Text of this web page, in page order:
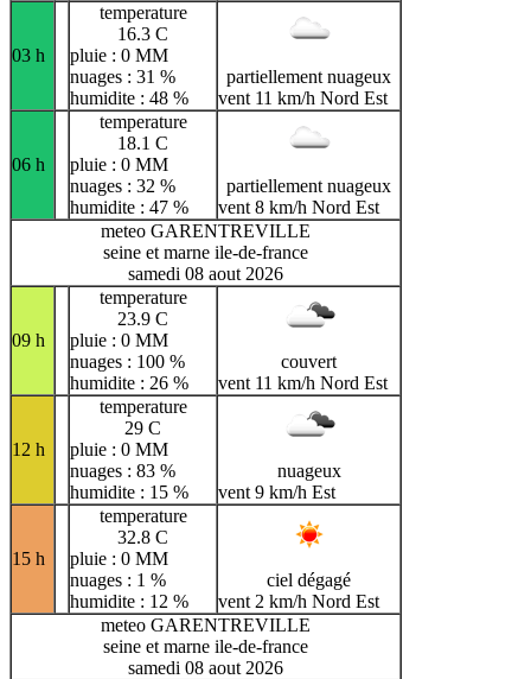
03 h
temperature
16.3 C
pluie : 0 MM
nuages : 31 %
humidite : 48 %
partiellement nuageux
vent 11 km/h Nord Est
06 h
temperature
18.1 C
pluie : 0 MM
nuages : 32 %
humidite : 47 %
partiellement nuageux
vent 8 km/h Nord Est
meteo GARENTREVILLE
seine et marne ile-de-france
samedi 08 aout 2026
09 h
temperature
23.9 C
pluie : 0 MM
nuages : 100 %
humidite : 26 %
couvert
vent 11 km/h Nord Est
12 h
temperature
29 C
pluie : 0 MM
nuages : 83 %
humidite : 15 %
nuageux
vent 9 km/h Est
15 h
temperature
32.8 C
pluie : 0 MM
nuages : 1 %
humidite : 12 %
ciel dégagé
vent 2 km/h Nord Est
meteo GARENTREVILLE
seine et marne ile-de-france
samedi 08 aout 2026